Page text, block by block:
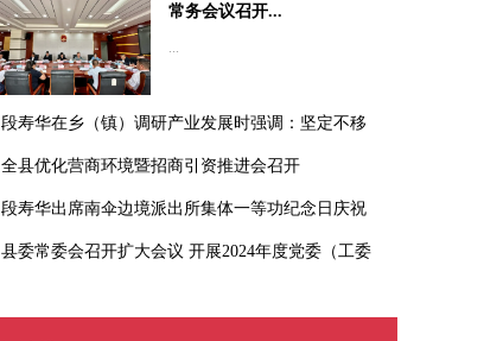
常务会议召开...
...
段寿华在乡（镇）调研产业发展时强调：坚定不移
全县优化营商环境暨招商引资推进会召开
段寿华出席南伞边境派出所集体一等功纪念日庆祝
县委常委会召开扩大会议 开展2024年度党委（工委